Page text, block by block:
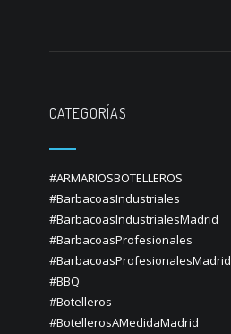
CATEGORÍAS
#ARMARIOSBOTELLEROS
#BarbacoasIndustriales
#BarbacoasIndustrialesMadrid
#BarbacoasProfesionales
#BarbacoasProfesionalesMadrid
#BBQ
#Botelleros
#BotellerosAMedidaMadrid